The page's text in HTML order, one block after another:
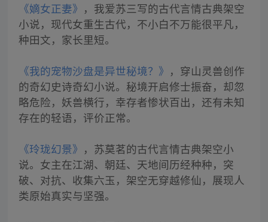
《嫡女正妻》 ，我爱苏三写的古代言情古典架空
小说，现代女重生古代，不小白不万能很平凡，
种田文，家长里短。
《我的宠物沙盘是异世秘境？》 ，穿山灵兽创作
的奇幻史诗奇幻小说。秘境开启修士振奋，却忽
略危险，妖兽横行，幸存者惨状百出，还有未知
存在的轻语，评价正常。
《玲珑幻景》 ，苏莫茗的古代言情古典架空小
说。女主在江湖、朝廷、天地间历经种种，突
破、对抗、收集六玉，架空无穿越修仙，展现人
类原始真实与坚强。